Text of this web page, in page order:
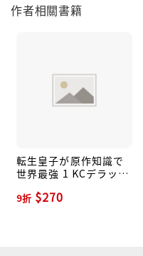
作者相關書籍
転生皇子が原作知識で
世界最強 1 KCデラック
9折 $270